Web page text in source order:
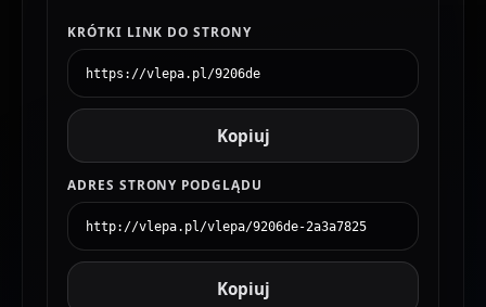
KRÓTKI LINK DO STRONY
Kopiuj
ADRES STRONY PODGLĄDU
Kopiuj